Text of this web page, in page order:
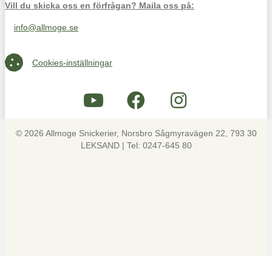
Vill du skicka oss en förfrågan? Maila oss på:
Maila oss på info@allmoge.se
info@allmoge.se
Cookies-inställningar
Cookies-inställningar
© 2026 Allmoge Snickerier, Norsbro Sågmyravägen 22, 793 30
LEKSAND | Tel: 0247-645 80